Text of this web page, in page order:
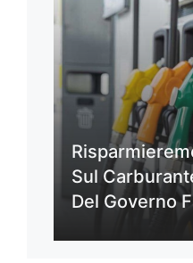
Sul
Del Governo